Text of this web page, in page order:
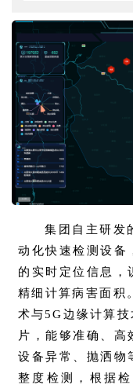
集团自主研发
动化快速检测设备
的实时定位信息，
精细计算病害面积
术与5G边缘计算
片，能够准确、高
设备异常、抛洒物
整度检测，根据